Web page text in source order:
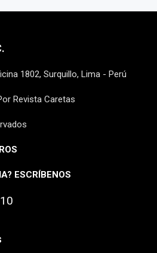
1802, Surquillo, Lima - Perú
Revista Caretas
ESCRÍBENOS